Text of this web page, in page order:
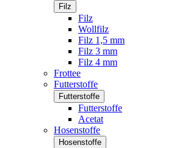
Filz
Filz
Wollfilz
Filz 1,5 mm
Filz 3 mm
Filz 4 mm
Frottee
Futterstoffe
Futterstoffe
Futterstoffe
Acetat
Hosenstoffe
Hosenstoffe